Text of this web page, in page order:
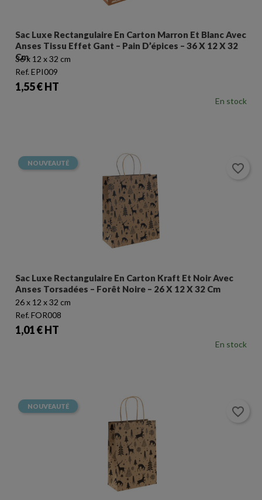
Sac Luxe Rectangulaire En Carton Marron Et Blanc Avec
Anses Tissu Effet Gant – Pain D’épices – 36 X 12 X 32
Cm
36 x 12 x 32 cm
Ref. EPI009
Prix
1,55 € HT
En stock
Sac Luxe Rectangulaire En Carton Kraft Et Noir Avec
Anses Torsadées – Forêt Noire – 26 X 12 X 32 Cm
26 x 12 x 32 cm
Ref. FOR008
Prix
1,01 € HT
En stock
NOUVEAUTÉ favorite_border
NOUVEAUTÉ favorite_border